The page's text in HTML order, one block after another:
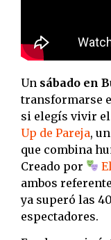
Un sábado en
transformarse
si elegís vivir
Up de Pareja,
que combina
Creado por
ambos
ya superó las
espectadores.